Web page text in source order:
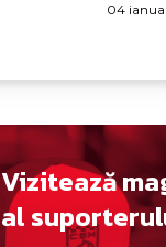
04
Vizitează
al